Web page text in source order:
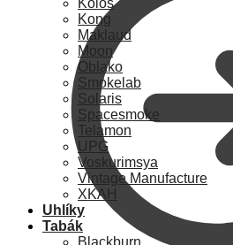
Kolos
Kong
Maklaud
Moon
Oblako
Smokelab
Solaris
Spacesmoke
Telamon
UPG
Voskurimsya
Vintage Manufacture
XKAH
Uhlíky
Tabák
Blackburn